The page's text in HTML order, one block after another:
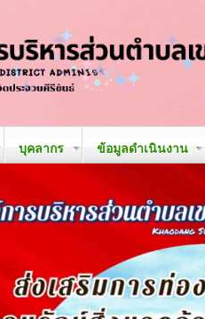
บุคลากร ข้อมูลดำเนินงาน